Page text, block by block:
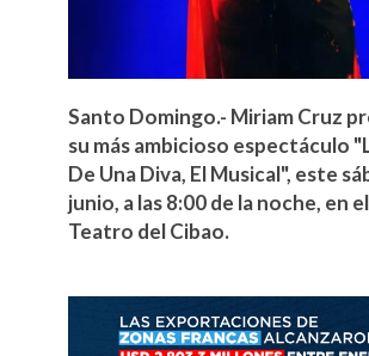
Santo Domingo.- Miriam Cruz
su más ambicioso espectáculo
De Una Diva, El Musical", este
junio, a las 8:00 de la noche, en
Teatro del Cibao.